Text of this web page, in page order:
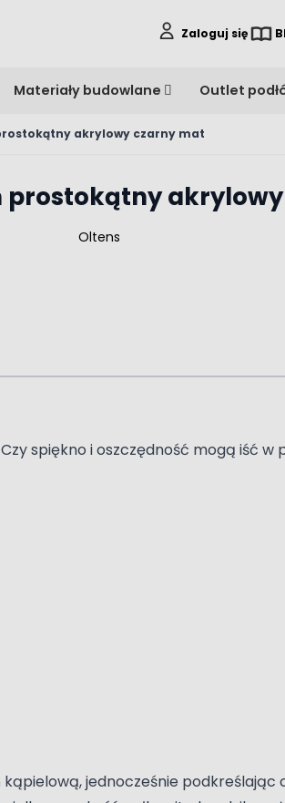
Zaloguj się
Materiały budowlane Outlet
akrylowy czarny mat
prostokątny
spiękno i oszczędność mogą iść
jednocześnie podkreślając